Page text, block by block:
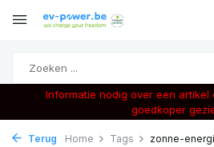
Informatie nodig over een artikel
goedkoper
Terug Home Tags zonne-